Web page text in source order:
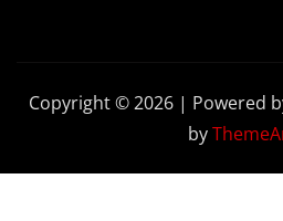
Copyright © 2026 | Powered
by